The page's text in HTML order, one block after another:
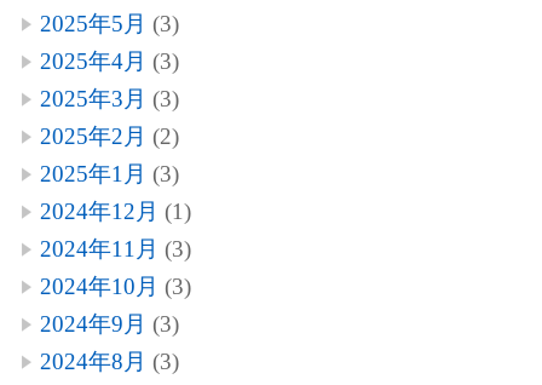
2025年5月 (3)
2025年4月 (3)
2025年3月 (3)
2025年2月 (2)
2025年1月 (3)
2024年12月 (1)
2024年11月 (3)
2024年10月 (3)
2024年9月 (3)
2024年8月 (3)